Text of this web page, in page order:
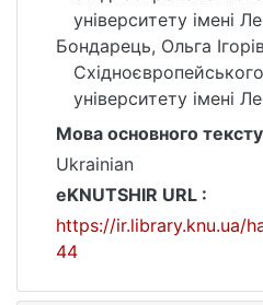
університету імені
Бондарець, Ольга
університету імені
Мова основного
Ukrainian
eKNUTSHIR URL :
https://ir.library.knu.ua/
44